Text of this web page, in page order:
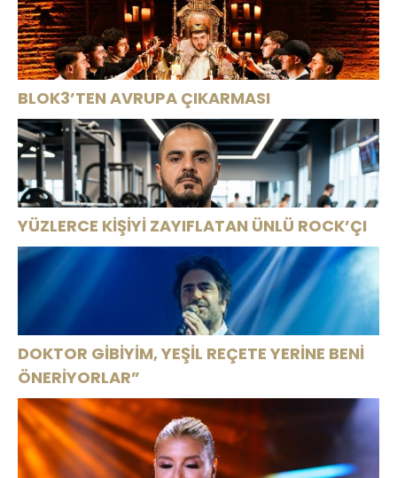
YÜZLERCE KİŞİYİ ZAYIFLATAN ÜNLÜ ROCK’ÇI
DOKTOR GİBİYİM, YEŞİL REÇETE YERİNE BENİ
ÖNERİYORLAR”